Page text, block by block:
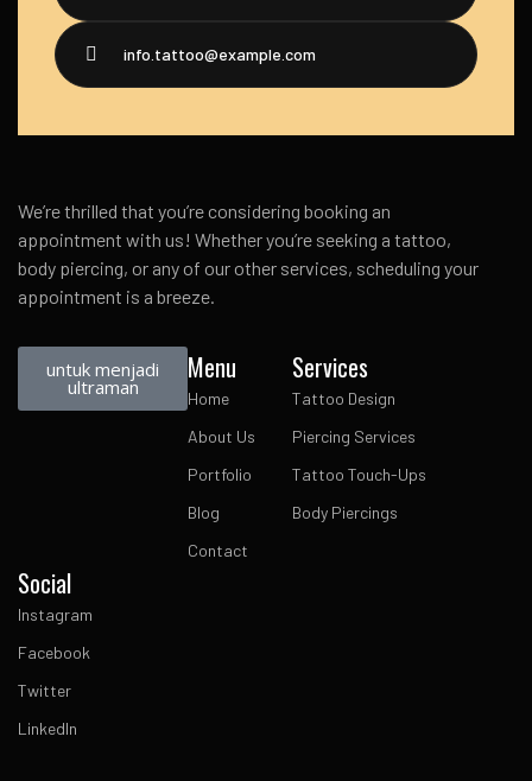
info.tattoo@example.com
We’re thrilled that you’re considering booking an
appointment with us! Whether you’re seeking a tattoo,
body piercing, or any of our other services, scheduling your
appointment is a breeze.
untuk menjadi
ultraman
Menu
Home
About Us
Portfolio
Blog
Contact
Services
Tattoo Design
Piercing Services
Tattoo Touch-Ups
Body Piercings
Social
Instagram
Facebook
Twitter
LinkedIn